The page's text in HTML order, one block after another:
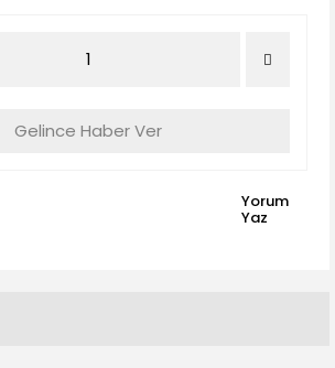
Gelince Haber Ver
Yorum
Yaz